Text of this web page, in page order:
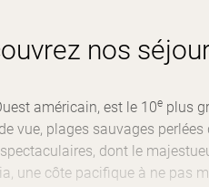
nos
américain, est le 10e plus
vue, plages sauvages
dont le
une côte pacifique à ne pas